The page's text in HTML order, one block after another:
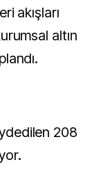
akışları
altın
208